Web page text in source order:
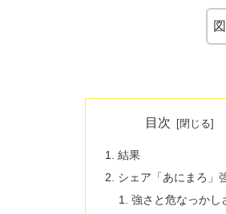
目次
結果
シェア「あにまろ」
強さと危なっかし